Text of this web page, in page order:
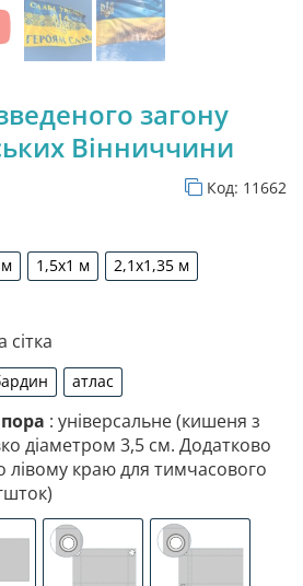
загону
Вінниччини
Код: 11662
м
м
1,5х1 м
1,5х1 м
2,1х1,35 м
2,1х1,35 м
габардин
атлас
атлас
: універсальне (кишеня з
діаметром 3,5 см. Додатково
лівому краю для тимчасового